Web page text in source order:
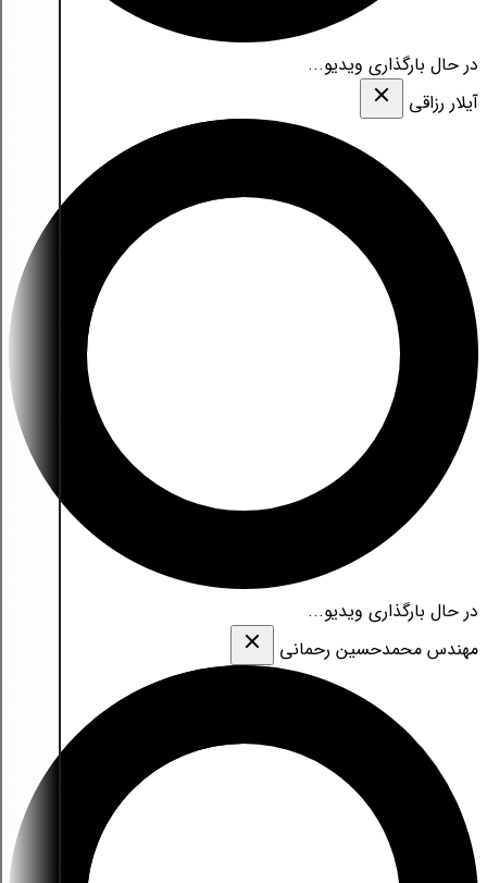
در حال بارگذاری ویدیو...
آیلار رزاقی
در حال بارگذاری ویدیو...
مهندس محمدحسین رحمانی